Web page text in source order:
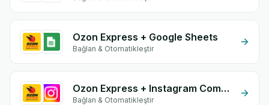
Ozon Express + Google Sheets
Bağlan & Otomatikleştir
Ozon Express + Instagram Comment
Bağlan & Otomatikleştir